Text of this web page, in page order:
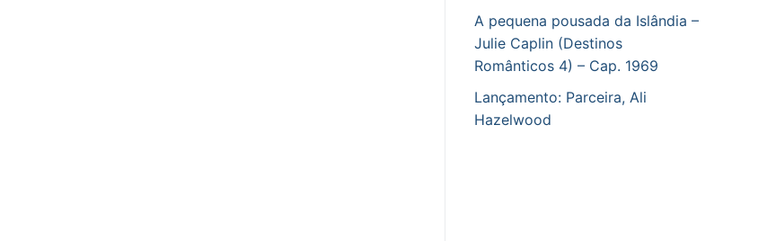
A pequena pousada da Islândia –
Julie Caplin (Destinos
Românticos 4) – Cap. 1969
Lançamento: Parceira, Ali
Hazelwood